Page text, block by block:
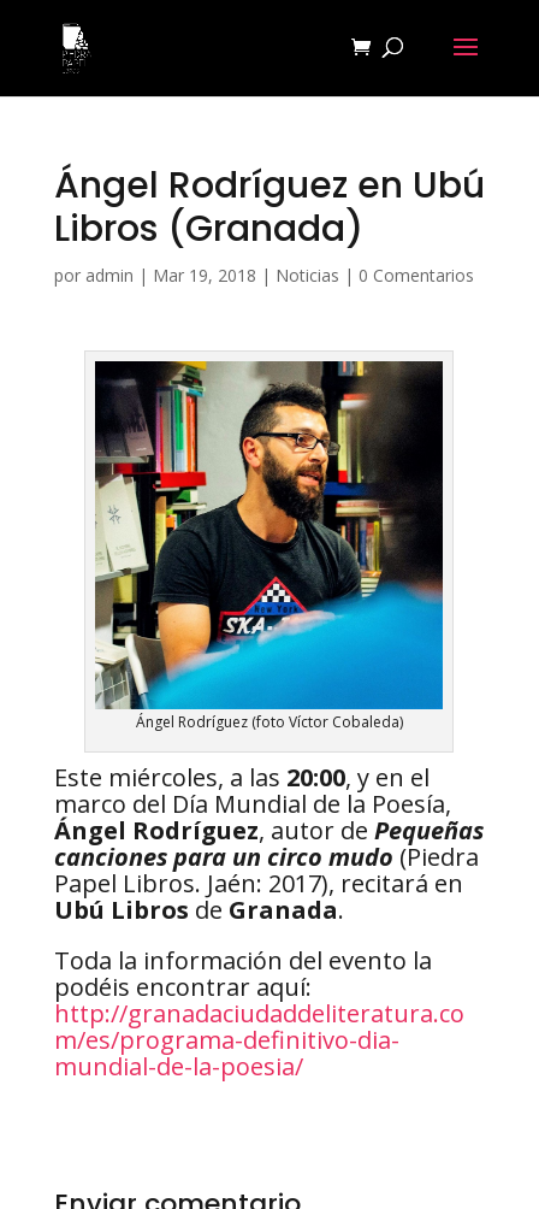
Ángel Rodríguez en Ubú
Libros (Granada)
por admin | Mar 19, 2018 | Noticias | 0 Comentarios
Ángel Rodríguez (foto Víctor Cobaleda)
Este miércoles, a las 20:00, y en el
marco del Día Mundial de la Poesía,
Ángel Rodríguez, autor de Pequeñas
canciones para un circo mudo (Piedra
Papel Libros. Jaén: 2017), recitará en
Ubú Libros de Granada.
Toda la información del evento la
podéis encontrar aquí:
http://granadaciudaddeliteratura.co
m/es/programa-definitivo-dia-
mundial-de-la-poesia/